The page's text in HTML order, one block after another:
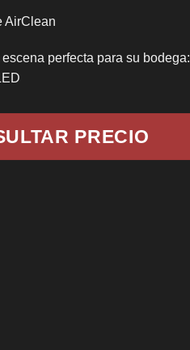
AirClean
perfecta para su bodega:
PRECIO